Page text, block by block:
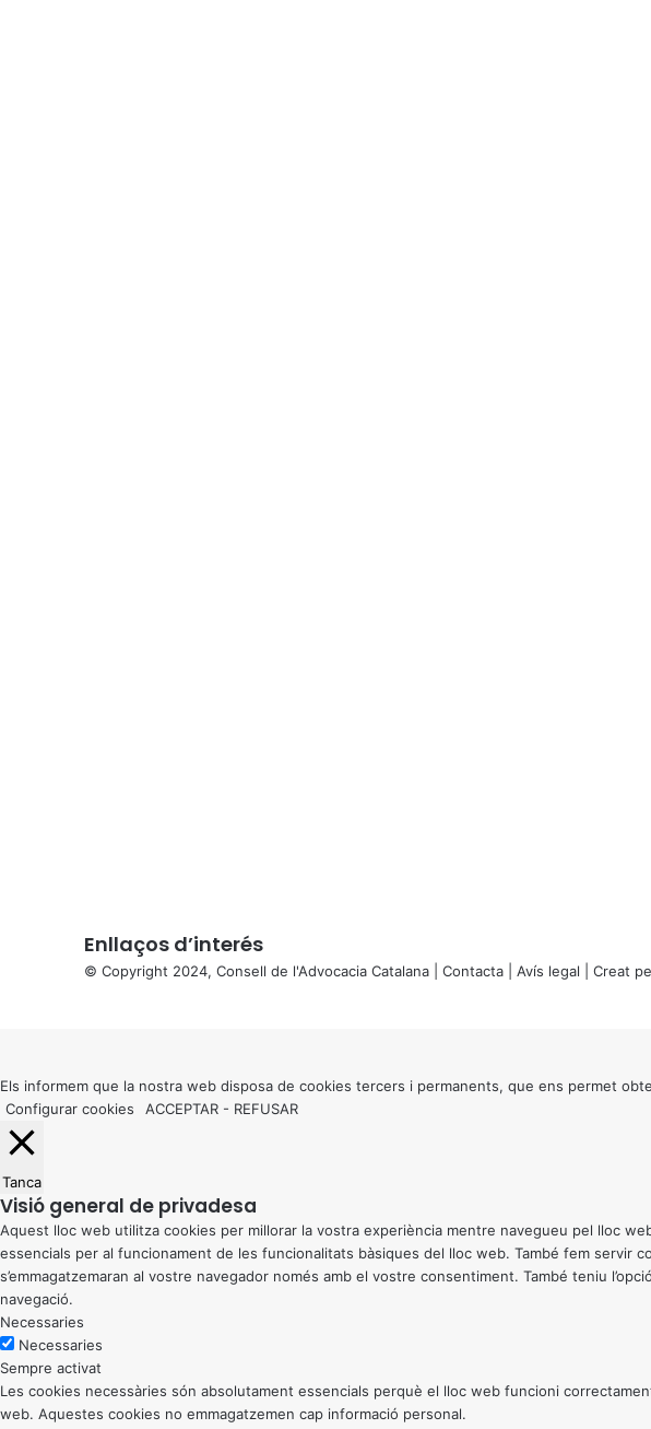
Enllaços d’interés
© Copyright 2024, Consell de l'Advocacia Catalana | Contacta Avís legal | Creat
button
Els informem que la nostra web disposa de cookies tercers i permanents, que ens permet
Configurar cookies
ACCEPTAR - REFUSAR
Tanca
Visió general de privadesa
Aquest lloc web utilitza cookies per millorar la vostra experiència mentre navegueu pel lloc
essencials per al funcionament de les funcionalitats bàsiques del lloc web. També fem
s’emmagatzemaran al vostre navegador només amb el vostre consentiment. També teniu
navegació.
Necessaries
Necessaries
Sempre activat
Les cookies necessàries són absolutament essencials perquè el lloc web funcioni
web. Aquestes cookies no emmagatzemen cap informació personal.